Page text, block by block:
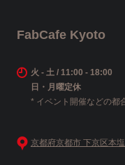
FabCafe Kyoto
火 - 土 / 11:00 - 18:00
日・月曜定休
* イベント開催などの都
京都府京都市 下京区本